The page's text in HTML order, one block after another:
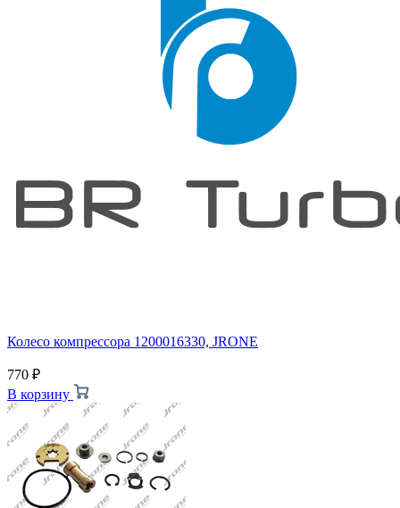
Колесо компрессора 1200016330, JRONE
770 ₽
В корзину